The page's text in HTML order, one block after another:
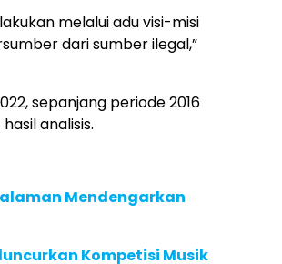
melalui adu visi-misi
dari sumber ilegal,”
sepanjang periode 2016
analisis.
Mendengarkan
Kompetisi Musik